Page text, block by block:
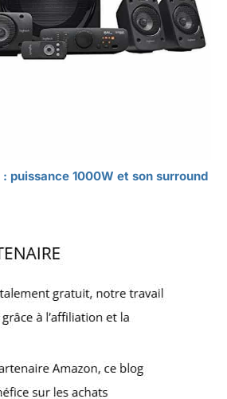
puissance 1000W et son surround